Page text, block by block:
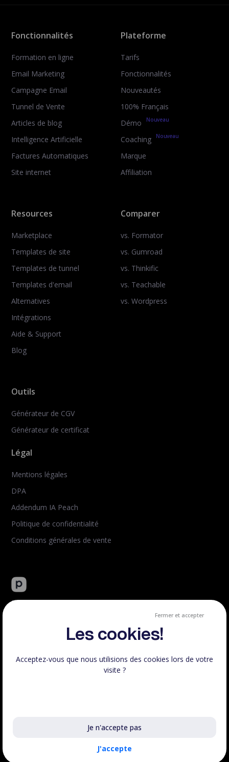
Fermer et accepter
Les cookies!
Acceptez-vous que nous utilisions des cookies lors de votre
visite ?
Je n'accepte pas
J'accepte
Fonctionnalités
Formation en ligne
Email Marketing
Campagne Email
Tunnel de Vente
Articles de blog
Intelligence Artificielle
Factures Automatiques
Site internet
Plateforme
Tarifs
Fonctionnalités
Nouveautés
100% Français
Démo
Nouveau
Coaching Nouveau
Marque
Affiliation
Resources
Marketplace
Templates de site
Templates de tunnel
Templates d'email
Alternatives
Intégrations
Aide & Support
Blog
Comparer
vs. Formator
vs. Gumroad
vs. Thinkific
vs. Teachable
vs. Wordpress
Outils
Générateur de CGV
Générateur de certificat
Légal
Mentions légales
DPA
Addendum IA Peach
Politique de confidentialité
Conditions générales de vente
Peachie : plateforme tout-en-un de vente de formation en
Créé et hébergé en France.
©Peachie 2023 - 2026 | Fait avec ♥en France, tous droits